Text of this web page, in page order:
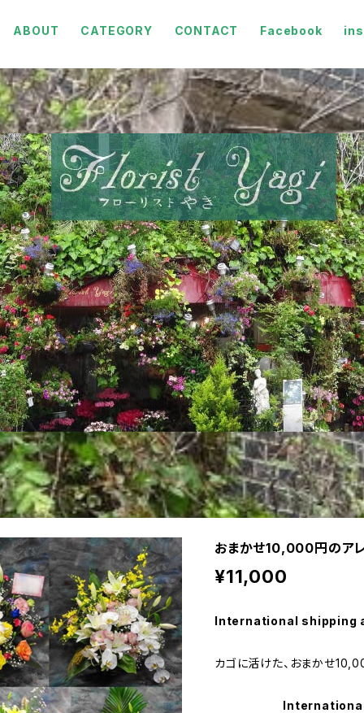
ABOUT CATEGORY CONTACT Facebook
おまかせ10,000円のア
¥11,000
International shipping
カゴに活けた、おまかせ